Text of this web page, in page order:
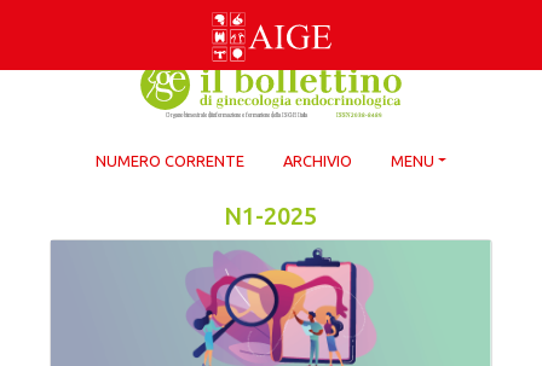
NUMERO CORRENTE ARCHIVIO MENU
N1-2025